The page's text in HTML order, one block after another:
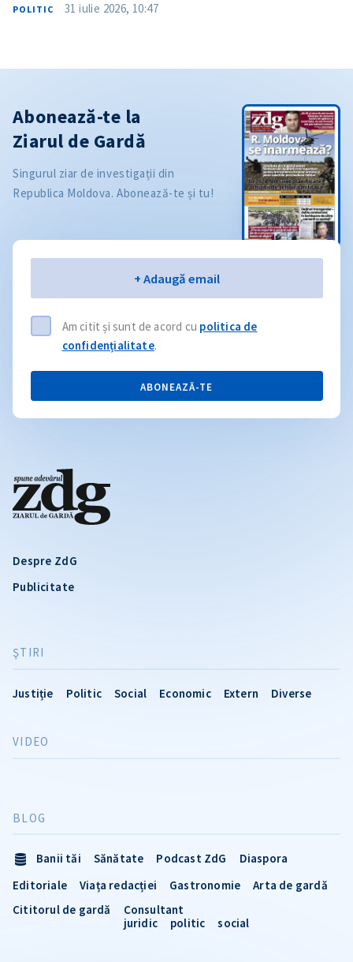
POLITIC 31 iulie 2026, 10:47
Despre ZdG
Publicitate
ŞTIRI
Justiție Politic Social Economic Extern Diverse
VIDEO
BLOG
Banii tăi Sănătate Podcast ZdG
Diaspora
Editoriale
Viața redacției Gastronomie
Arta de gardă
Cititorul de gardă
Consultant
juridic
politic social
Abonează-te la
Ziarul de Gardă
Singurul ziar de investigații din
Republica Moldova. Abonează-te și tu!
+ Adaugă email
Am citit și sunt de acord cu politica de
confidențialitate.
ABONEAZĂ-TE